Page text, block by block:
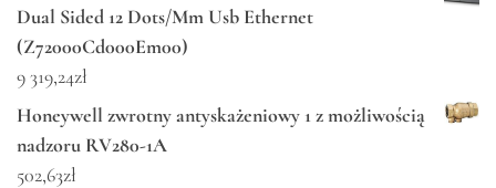
Dual Sided 12 Dots/Mm Usb Ethernet
(Z72000Cd000Em00)
9 319,24zł
Honeywell zwrotny antyskażeniowy 1 z możliwością
nadzoru RV280-1A
502,63zł